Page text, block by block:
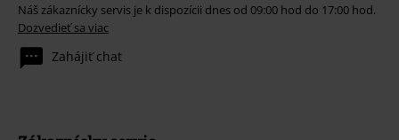
Náš zákaznícky servis je k dispozícii dnes od 09:00 hod do 17:00 hod.
Dozvedieť sa viac
Zahájiť chat